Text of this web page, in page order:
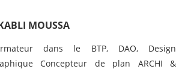
MOUSSA
dans le BTP, DAO, Design
Concepteur de plan ARCHI &